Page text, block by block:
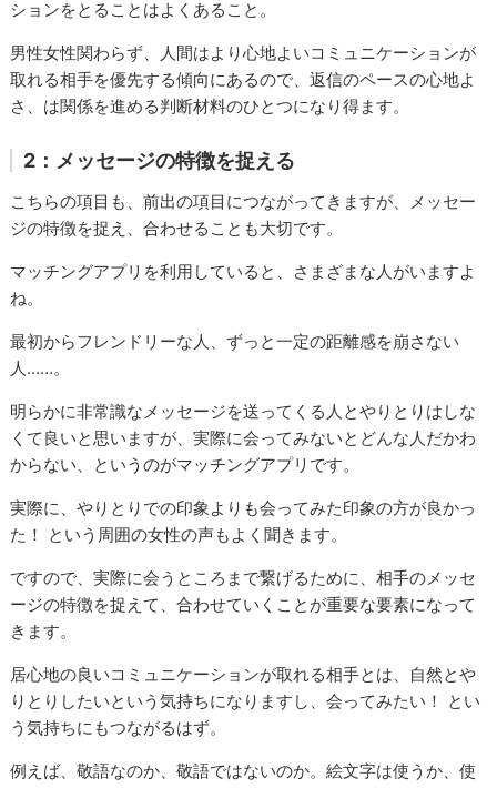
ションをとることはよくあること。
男性女性関わらず、人間はより心地よいコミュニケーションが
取れる相手を優先する傾向にあるので、返信のペースの心地よ
さ、は関係を進める判断材料のひとつになり得ます。
2：メッセージの特徴を捉える
こちらの項目も、前出の項目につながってきますが、メッセー
ジの特徴を捉え、合わせることも大切です。
マッチングアプリを利用していると、さまざまな人がいますよ
ね。
最初からフレンドリーな人、ずっと一定の距離感を崩さない
人……。
明らかに非常識なメッセージを送ってくる人とやりとりはしな
くて良いと思いますが、実際に会ってみないとどんな人だかわ
からない、というのがマッチングアプリです。
実際に、やりとりでの印象よりも会ってみた印象の方が良かっ
た！ という周囲の女性の声もよく聞きます。
ですので、実際に会うところまで繋げるために、相手のメッセ
ージの特徴を捉えて、合わせていくことが重要な要素になって
きます。
居心地の良いコミュニケーションが取れる相手とは、自然とや
りとりしたいという気持ちになりますし、会ってみたい！ とい
う気持ちにもつながるはず。
例えば、敬語なのか、敬語ではないのか。絵文字は使うか、使